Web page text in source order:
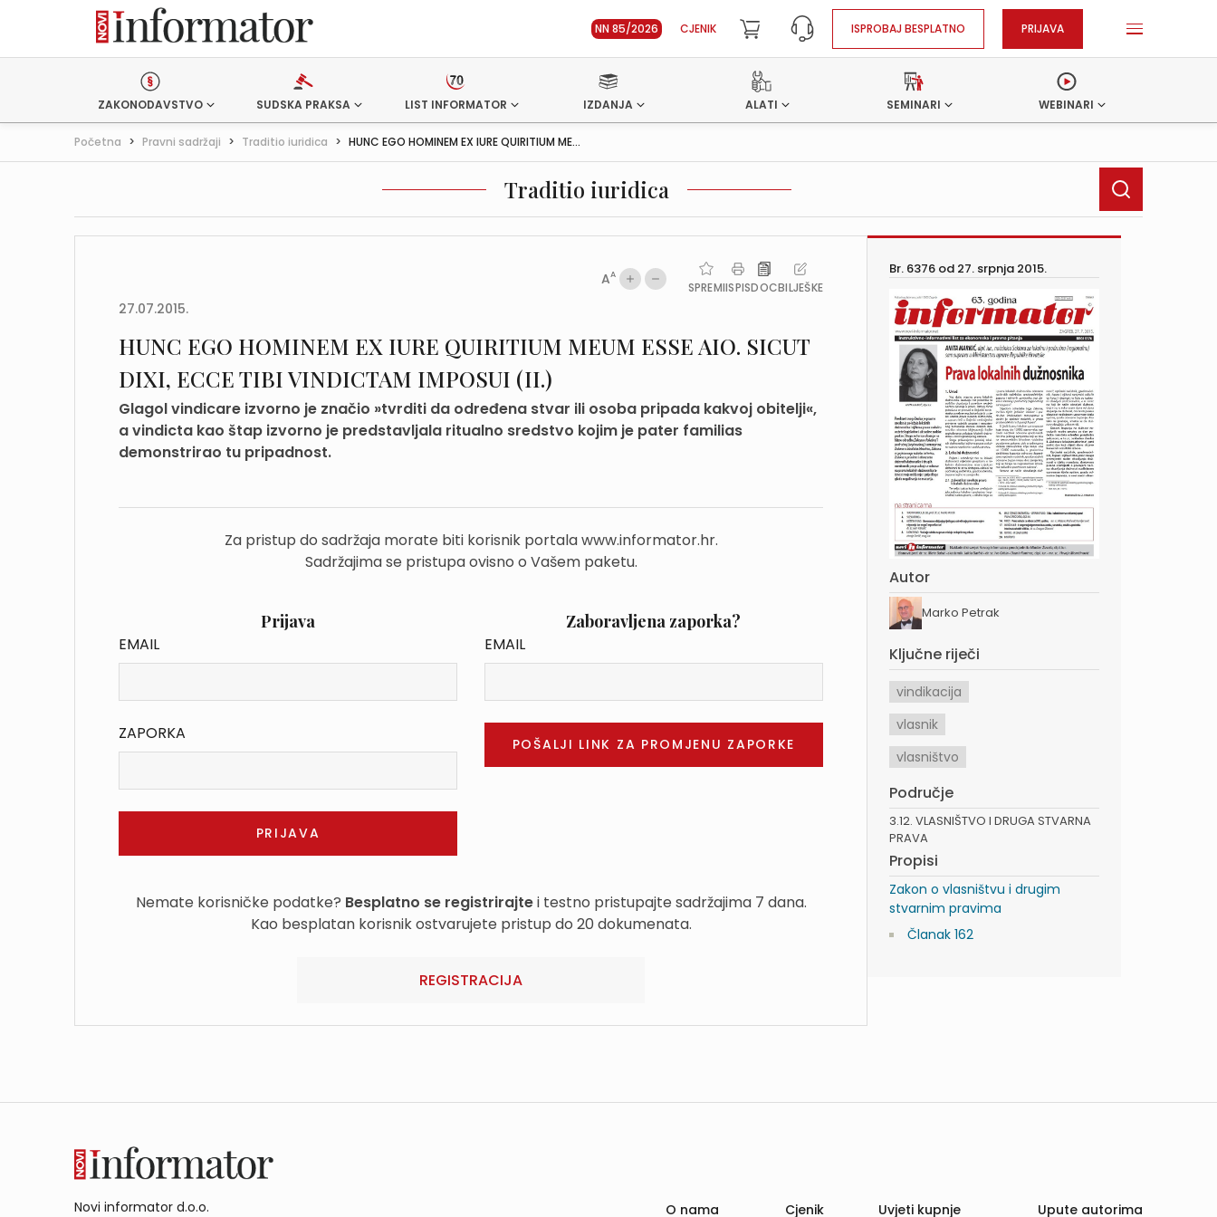
NN 85/2026 CJENIK ISPROBAJ BESPLATNO PRIJAVA
ZAKONODAVSTVO SUDSKA PRAKSA LIST INFORMATOR IZDANJA ALATI SEMINARI WEBINARI
Početna > Pravni sadržaji > Traditio iuridica > HUNC EGO HOMINEM EX IURE QUIRITIUM ME...
Traditio iuridica
AA
SPREMIISPISDOCBILJEŠKE
27.07.2015.
HUNC EGO HOMINEM EX IURE QUIRITIUM MEUM ESSE AIO. SICUT
DIXI, ECCE TIBI VINDICTAM IMPOSUI (II.)
Glagol vindicare izvorno je značio »tvrditi da određena stvar ili osoba pripada kakvoj obitelji«,
a vindicta kao štap izvorno je predstavljala ritualno sredstvo kojim je pater familias
demonstrirao tu pripadnost.
Za pristup do sadržaja morate biti korisnik portala www.informator.hr.
Sadržajima se pristupa ovisno o Vašem paketu.
Prijava
EMAIL
ZAPORKA
Zaboravljena zaporka?
EMAIL
Nemate korisničke podatke? Besplatno se registrirajtei testno pristupajte sadržajima 7 dana.
Kao besplatan korisnik ostvarujete pristup do 20 dokumenata.
REGISTRACIJA
Br. 6376 od 27. srpnja 2015.
Autor
Marko Petrak
Ključne riječi
vindikacija
vlasnik
vlasništvo
Područje
3.12. VLASNIŠTVO I DRUGA STVARNA
PRAVA
Propisi
Zakon o vlasništvu i drugim
stvarnim pravima
Članak 162
Novi informator d.o.o.
O nama Cjenik Uvjeti kupnje Upute autorima